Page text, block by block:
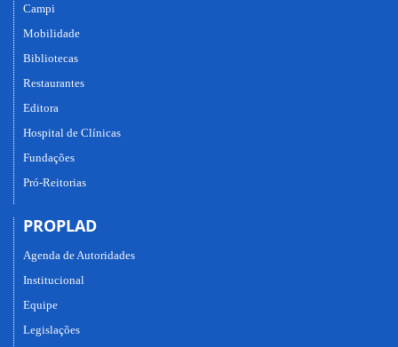
Campi
Mobilidade
Bibliotecas
Restaurantes
Editora
Hospital de Clínicas
Fundações
Pró-Reitorias
PROPLAD
Agenda de Autoridades
Institucional
Equipe
Legislações